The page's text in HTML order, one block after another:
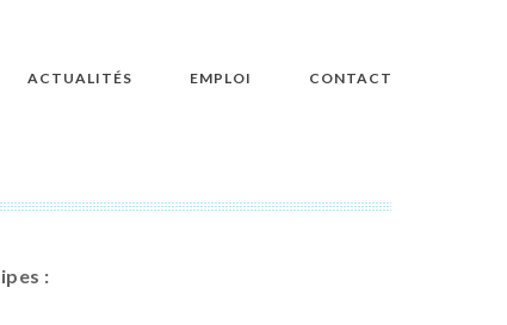
ACTUALITÉS EMPLOI CONTACT
: